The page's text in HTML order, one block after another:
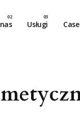
Usługi